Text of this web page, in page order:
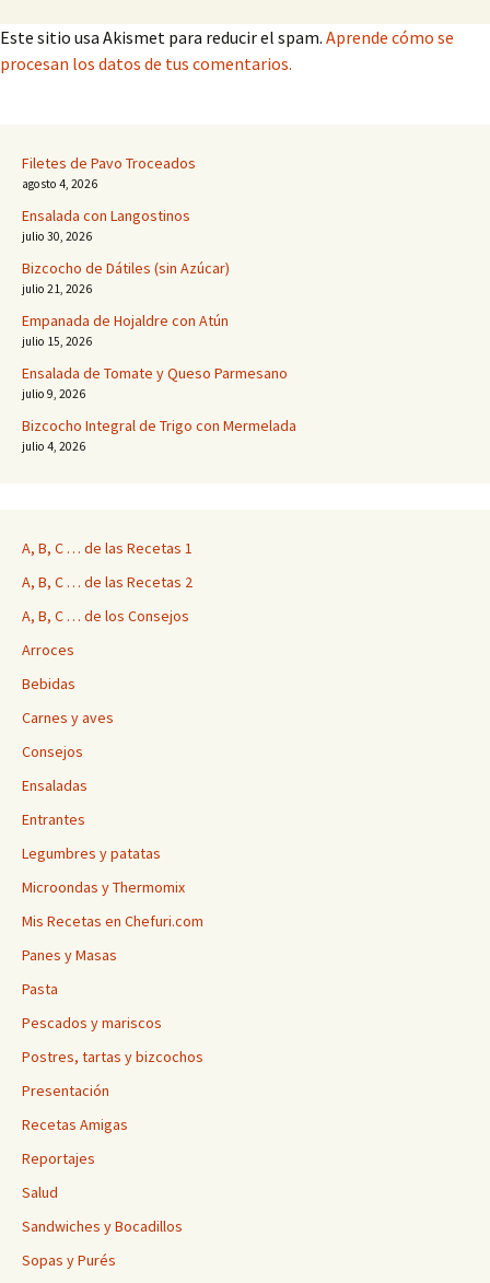
Este sitio usa Akismet para reducir el spam. Aprende cómo se
procesan los datos de tus comentarios.
Filetes de Pavo Troceados
agosto 4, 2026
Ensalada con Langostinos
julio 30, 2026
Bizcocho de Dátiles (sin Azúcar)
julio 21, 2026
Empanada de Hojaldre con Atún
julio 15, 2026
Ensalada de Tomate y Queso Parmesano
julio 9, 2026
Bizcocho Integral de Trigo con Mermelada
julio 4, 2026
A, B, C … de las Recetas 1
A, B, C … de las Recetas 2
A, B, C … de los Consejos
Arroces
Bebidas
Carnes y aves
Consejos
Ensaladas
Entrantes
Legumbres y patatas
Microondas y Thermomix
Mis Recetas en Chefuri.com
Panes y Masas
Pasta
Pescados y mariscos
Postres, tartas y bizcochos
Presentación
Recetas Amigas
Reportajes
Salud
Sandwiches y Bocadillos
Sopas y Purés